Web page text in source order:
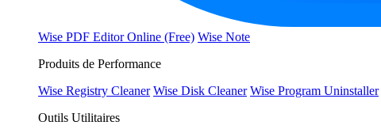
Wise PDF Editor Online (Free) Wise Note
Produits de Performance
Wise Registry Cleaner Wise Disk Cleaner Wise Program Uninstaller
Outils Utilitaires